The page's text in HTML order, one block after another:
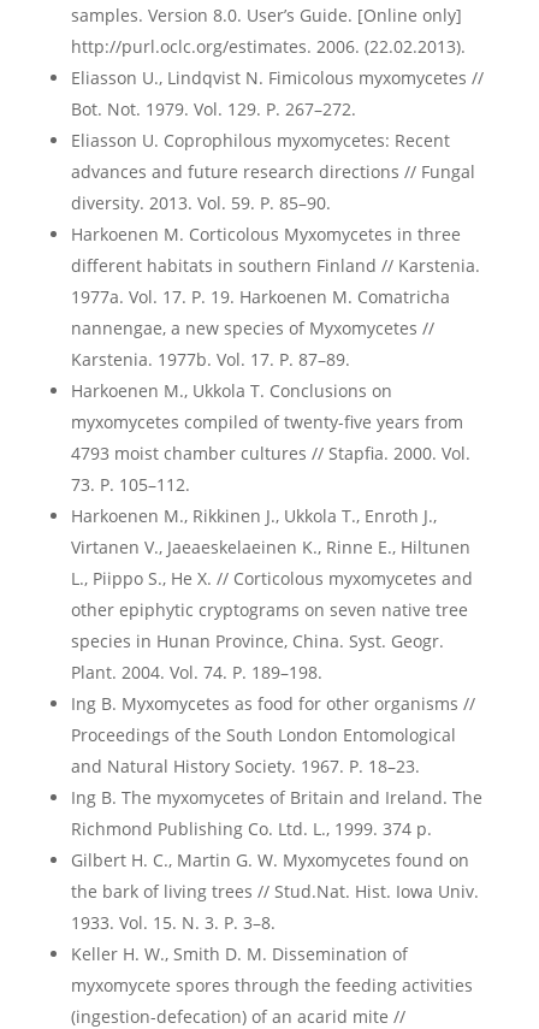
samples. Version 8.0. User’s Guide. [Online only]
http://purl.oclc.org/estimates. 2006. (22.02.2013).
Eliasson U., Lindqvist N. Fimicolous myxomycetes //
Bot. Not. 1979. Vol. 129. P. 267–272.
Eliasson U. Coprophilous myxomycetes: Recent
advances and future research directions // Fungal
diversity. 2013. Vol. 59. P. 85–90.
Harkoenen M. Corticolous Myxomycetes in three
different habitats in southern Finland // Karstenia.
1977a. Vol. 17. P. 19. Harkoenen M. Comatricha
nannengae, a new species of Myxomycetes //
Karstenia. 1977b. Vol. 17. P. 87–89.
Harkoenen M., Ukkola T. Conclusions on
myxomycetes compiled of twenty-five years from
4793 moist chamber cultures // Stapfia. 2000. Vol.
73. P. 105–112.
Harkoenen M., Rikkinen J., Ukkola T., Enroth J.,
Virtanen V., Jaeaeskelaeinen K., Rinne E., Hiltunen
L., Piippo S., He X. // Corticolous myxomycetes and
other epiphytic cryptograms on seven native tree
species in Hunan Province, China. Syst. Geogr.
Plant. 2004. Vol. 74. P. 189–198.
Ing B. Myxomycetes as food for other organisms //
Proceedings of the South London Entomological
and Natural History Society. 1967. P. 18–23.
Ing B. The myxomycetes of Britain and Ireland. The
Richmond Publishing Co. Ltd. L., 1999. 374 p.
Gilbert H. C., Martin G. W. Myxomycetes found on
the bark of living trees // Stud.Nat. Hist. Iowa Univ.
1933. Vol. 15. N. 3. P. 3–8.
Keller H. W., Smith D. M. Dissemination of
myxomycete spores through the feeding activities
(ingestion-defecation) of an acarid mite //